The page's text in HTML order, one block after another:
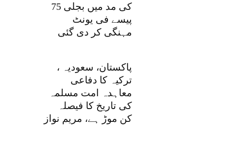
کی مد میں بجلی 75
پیسے فی یونٹ
مہنگی کر دی گئی
پاکستان، سعودیہ ،
ترکیہ کا دفاعی
معاہدہ امت مسلمہ
کی تاریخ کا فیصلہ
کن موڑ ہے، مریم نواز